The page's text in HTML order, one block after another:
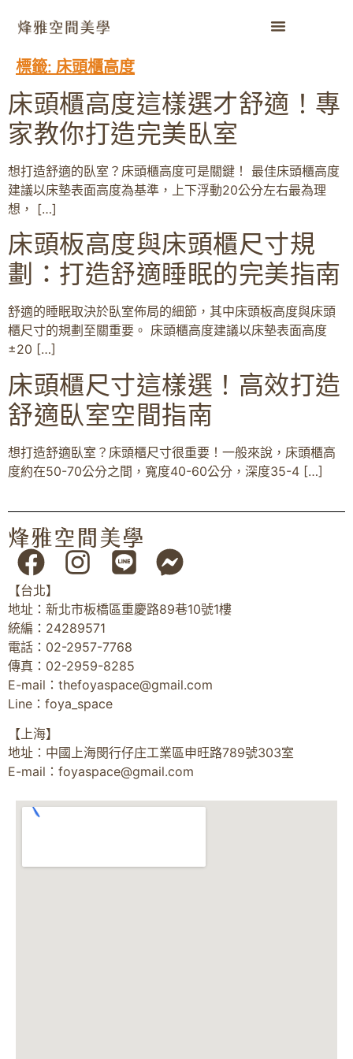
標籤: 床頭櫃高度
床頭櫃高度這樣選才舒適！專
家教你打造完美臥室
想打造舒適的臥室？床頭櫃高度可是關鍵！ 最佳床頭櫃高度
建議以床墊表面高度為基準，上下浮動20公分左右最為理
想， […]
床頭板高度與床頭櫃尺寸規
劃：打造舒適睡眠的完美指南
舒適的睡眠取決於臥室佈局的細節，其中床頭板高度與床頭
櫃尺寸的規劃至關重要。 床頭櫃高度建議以床墊表面高度
±20 […]
床頭櫃尺寸這樣選！高效打造
舒適臥室空間指南
想打造舒適臥室？床頭櫃尺寸很重要！一般來說，床頭櫃高
度約在50-70公分之間，寬度40-60公分，深度35-4 […]
【台北】
地址：新北市板橋區重慶路89巷10號1樓
統編：24289571
電話：02-2957-7768
傳真：02-2959-8285
E-mail： thefoyaspace@gmail.com
Line：foya_space
【上海】
地址：中國上海閔行仔庄工業區申旺路789號303室
E-mail： foyaspace@gmail.com